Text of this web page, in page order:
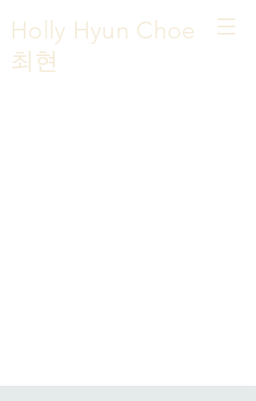
Holly Hyun Choe
​최현